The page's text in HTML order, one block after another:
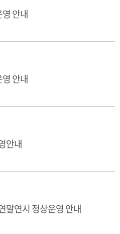
안내
안내
안내
말연시 정상운영 안내